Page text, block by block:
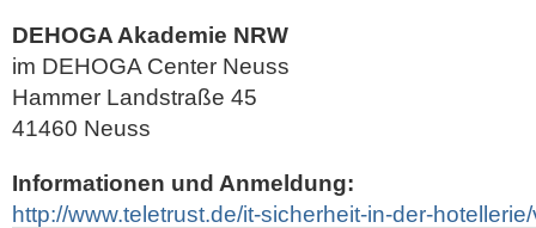
DEHOGA Akademie NRW
im DEHOGA Center Neuss
Hammer Landstraße 45
41460 Neuss
Informationen und Anmeldung:
http://www.teletrust.de/it-sicherheit-in-der-